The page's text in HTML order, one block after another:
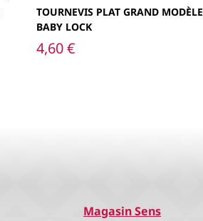
TOURNEVIS PLAT GRAND MODÈLE
BABY LOCK
4,60€
Magasin Sens